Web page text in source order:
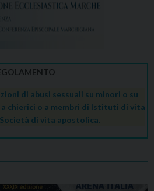
di abusi sessuali su minori o su
chierici o a membri di Istituti di vita
di vita apostolica.